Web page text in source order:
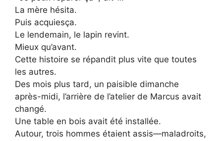
La mère hésita.
Puis acquiesça.
Le lendemain, le lapin revint.
Mieux qu’avant.
Cette histoire se répandit plus vite que toutes
les autres.
Des mois plus tard, un paisible dimanche
après-midi, l’arrière de l’atelier de Marcus avait
changé.
Une table en bois avait été installée.
Autour, trois hommes étaient assis—maladroits,